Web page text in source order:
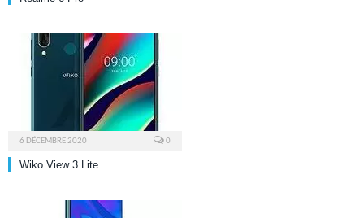
6 DÉCEMBRE 2020 0
Wiko View 3 Lite